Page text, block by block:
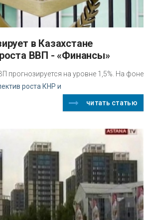
ВВП - «Финансы»
прогнозируется на уровне 1,5%. На фоне
роста КНР и
читать статью